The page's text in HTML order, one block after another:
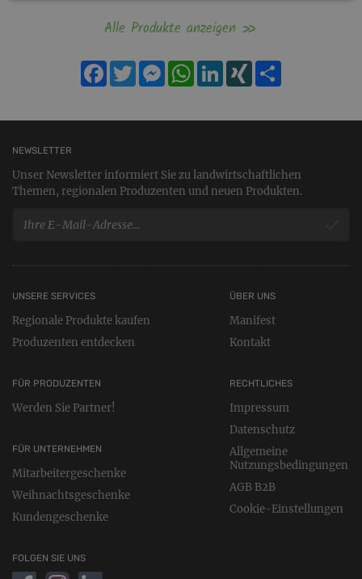
Alle Produkte anzeigen
Facebook
TwitterMessengerWhatsApp
LinkedIn
XING
NEWSLETTER
Unser Newsletter informiert Sie zu landwirtschaftlichen
Themen, regionalen Produzenten und neuen Produkten.
UNSERE SERVICES
Regionale Produkte kaufen
Produzenten entdecken
FÜR PRODUZENTEN
Werden Sie Partner!
FÜR UNTERNEHMEN
Mitarbeitergeschenke
Weihnachtsgeschenke
Kundengeschenke
RECHTLICHES
Impressum
Datenschutz
Allgemeine
Nutzungsbedingungen
AGB B2B
Cookie-Einstellungen
ÜBER UNS
Manifest
Kontakt
FOLGEN SIE UNS